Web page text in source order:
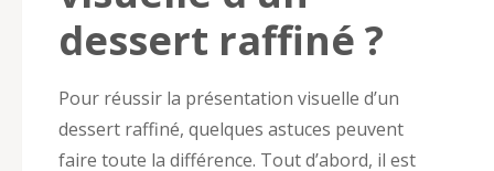
dessert raffiné ?
Pour réussir la présentation visuelle d’un
dessert raffiné, quelques astuces peuvent
faire toute la différence. Tout d’abord, il est